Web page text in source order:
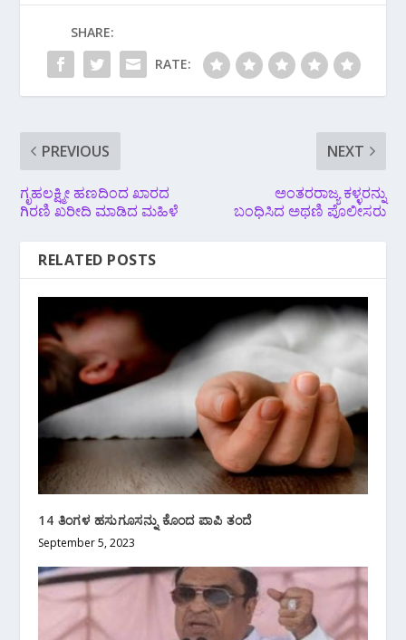
SHARE:
RATE:
PREVIOUS
ಗೃಹಲಕ್ಷ್ಮೀ ಹಣದಿಂದ ಖಾರದ
ಗಿರಣಿ ಖರೀದಿ‌ ಮಾಡಿದ ಮಹಿಳೆ
NEXT
ಅಂತರರಾಜ್ಯ ಕಳ್ಳರನ್ನು
ಬಂಧಿಸಿದ ಅಥಣಿ ಪೊಲೀಸರು
RELATED POSTS
14 ತಿಂಗಳ ಹಸುಗೂಸನ್ನು‌ ಕೊಂದ ಪಾಪಿ ತಂದೆ
September 5, 2023